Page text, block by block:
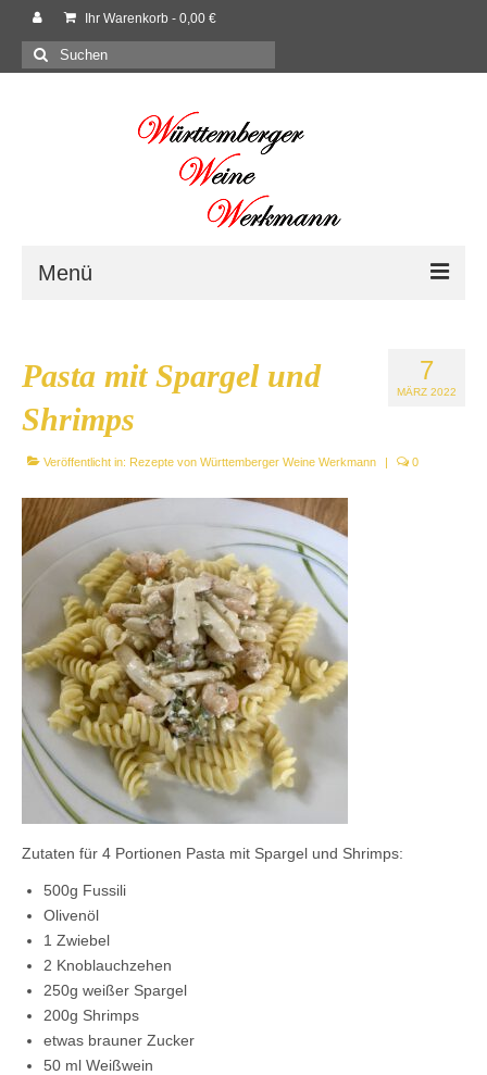
Ihr Warenkorb - 0,00 €
Suchen
nach:
Menü
Shop
Neues
Rezepte
Kontaktieren Sie uns!
Mein Konto
7
MÄRZ 2022
Pasta mit Spargel und
Shrimps
Veröffentlicht in: Rezepte von Württemberger Weine Werkmann | 0
Zutaten für 4 Portionen Pasta mit Spargel und Shrimps:
500g Fussili
Olivenöl
1 Zwiebel
2 Knoblauchzehen
250g weißer Spargel
200g Shrimps
etwas brauner Zucker
50 ml Weißwein